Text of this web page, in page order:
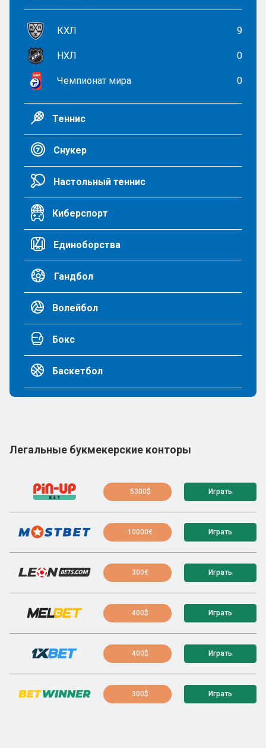
КХЛ 9
НХЛ 0
Чемпионат мира 0
Теннис
Снукер
Настольный теннис
Киберспорт
Единоборства
Гандбол
Волейбол
Бокс
Баскетбол
Легальные букмекерские конторы
5300$ Играть
10000€ Играть
300€ Играть
400$ Играть
400$ Играть
300$ Играть